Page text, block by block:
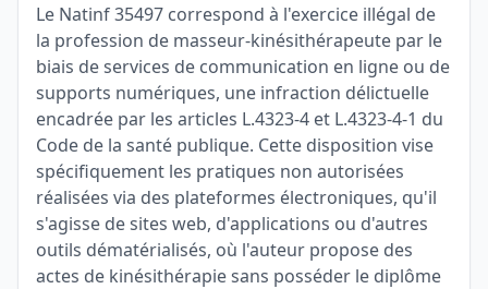
Le Natinf 35497 correspond à l'exercice illégal de
la profession de masseur-kinésithérapeute par le
biais de services de communication en ligne ou de
supports numériques, une infraction délictuelle
encadrée par les articles L.4323-4 et L.4323-4-1 du
Code de la santé publique. Cette disposition vise
spécifiquement les pratiques non autorisées
réalisées via des plateformes électroniques, qu'il
s'agisse de sites web, d'applications ou d'autres
outils dématérialisés, où l'auteur propose des
actes de kinésithérapie sans posséder le diplôme